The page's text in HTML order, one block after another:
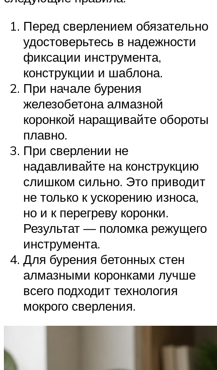
Перед сверлением обязательно
удостоверьтесь в надежности
фиксации инструмента,
конструкции и шаблона.
При начале бурения
железобетона алмазной
коронкой наращивайте обороты
плавно.
При сверлении не
надавливайте на конструкцию
слишком сильно. Это приводит
не только к ускорению износа,
но и к перегреву коронки.
Результат — поломка режущего
инструмента.
Для бурения бетонных стен
алмазными коронками лучше
всего подходит технология
мокрого сверления.